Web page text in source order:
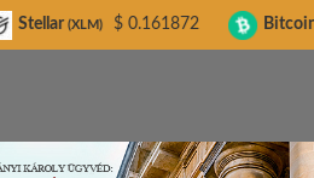
$ 0.161872 Bitcoin Cash